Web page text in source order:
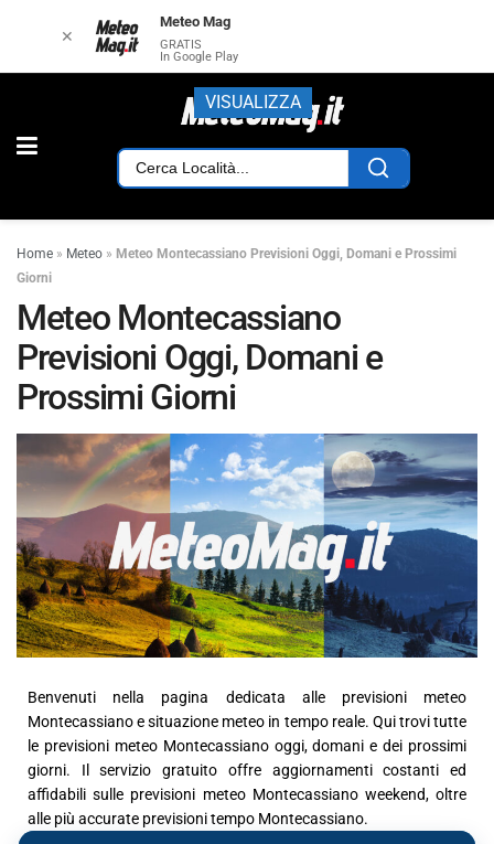
Home » Meteo » Meteo Montecassiano Previsioni Oggi, Domani e Prossimi
Giorni
Meteo Montecassiano
Previsioni Oggi, Domani e
Prossimi Giorni
Benvenuti nella pagina dedicata alle previsioni meteo
Montecassiano e situazione meteo in tempo reale. Qui trovi tutte
le previsioni meteo Montecassiano oggi, domani e dei prossimi
giorni. Il servizio gratuito offre aggiornamenti costanti ed
affidabili sulle previsioni meteo Montecassiano weekend, oltre
alle più accurate previsioni tempo Montecassiano.
✕
Meteo Mag
GRATIS
In Google Play
VISUALIZZA